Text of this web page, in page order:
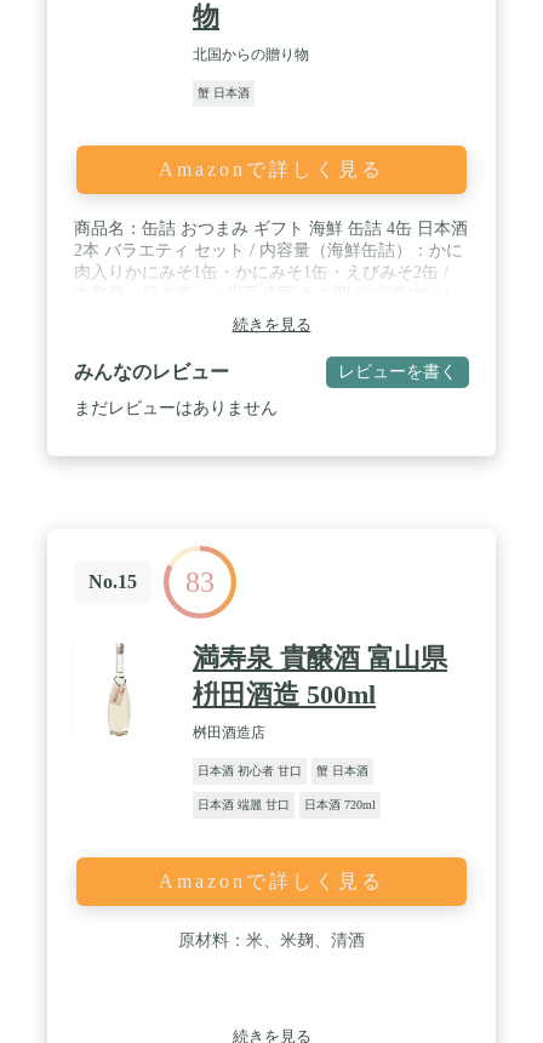
物
北国からの贈り物
蟹 日本酒
Amazonで詳しく見る
商品名：缶詰 おつまみ ギフト 海鮮 缶詰 4缶 日本酒
2本 バラエティ セット / 内容量（海鮮缶詰）：かに
肉入りかにみそ1缶・かにみそ1缶・えびみそ2缶 /
富山 銀盤 純米吟醸180ml / 商品説明：厳選した日本
酒2本と、相性の良い海鮮珍味缶詰めを組み合わせ
たギフトセットです。大切な人への贈り物に。 / 保
存方法：直射日光・高温多湿を避けて保管して下さ
い。開封後は、冷蔵庫で保管の上、お早めにお召し
続きを見る
みんなのレビュー レビューを書く
まだレビューはありません
No.15 83
満寿泉 貴醸酒 富山県
枡田酒造 500ml
桝田酒造店
日本酒 初心者 甘口 蟹 日本酒
日本酒 端麗 甘口 日本酒 720ml
Amazonで詳しく見る
原材料：米、米麹、清酒
続きを見る